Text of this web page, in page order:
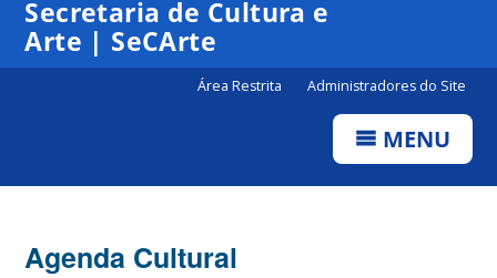
Secretaria de Cultura e
Arte | SeCArte
Área Restrita Administradores do Site
MENU
Agenda Cultural